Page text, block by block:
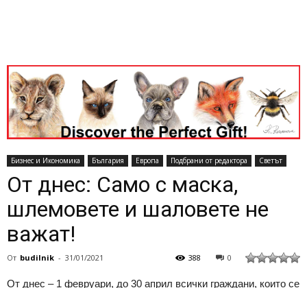
Бизнес и Икономика България Европа Подбрани от редактора Светът
От днес: Само с маска,
шлемовете и шаловете не
важат!
От budilnik - 31/01/2021 0
388
От днес – 1 февруари, до 30 април всички граждани, които се